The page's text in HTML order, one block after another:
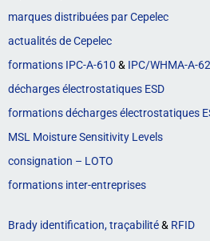
marques distribuées par Cepelec
actualités de Cepelec
formations IPC-A-610 & IPC/WHMA-A-
décharges électrostatiques ESD
formations décharges électrostatiques
MSL Moisture Sensitivity Levels
consignation – LOTO
formations inter-entreprises
Brady identification, traçabilité& RFID